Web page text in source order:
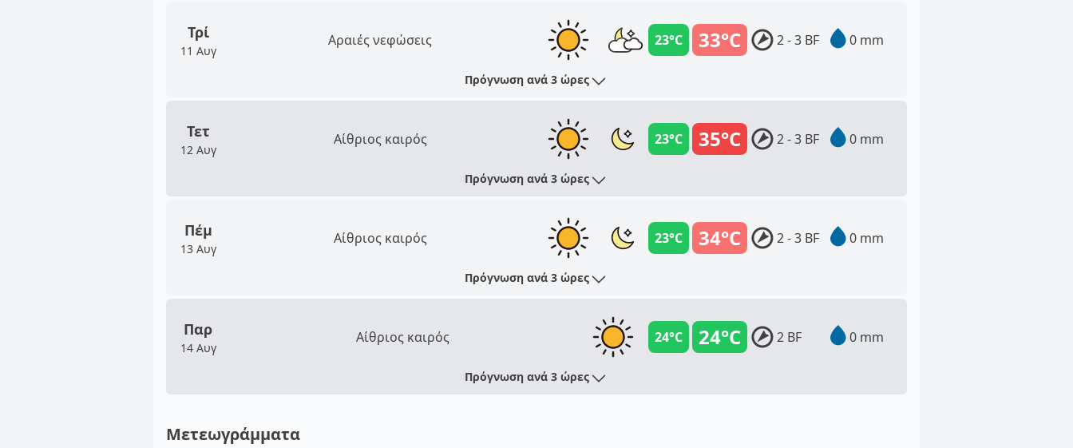
Τρί
11 Αυγ
Αραιές νεφώσεις 33°C
23°C 2 - 3 BF 0 mm
Πρόγνωση ανά 3 ώρες
Τετ
12 Αυγ
Αίθριος καιρός 35°C
23°C 2 - 3 BF 0 mm
Πρόγνωση ανά 3 ώρες
Πέμ
13 Αυγ
Αίθριος καιρός 34°C
23°C 2 - 3 BF 0 mm
Πρόγνωση ανά 3 ώρες
Παρ
14 Αυγ
Αίθριος καιρός 24°C
24°C 2 BF 0 mm
Πρόγνωση ανά 3 ώρες
Μετεωγράμματα